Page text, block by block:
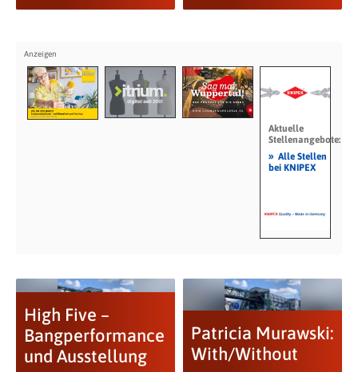
Aktuelle
Stellenangebote:
» Alle Stellen
bei KNIPEX
High Five –
Bangperformance
und Ausstellung
Patricia Murawski:
With/Without